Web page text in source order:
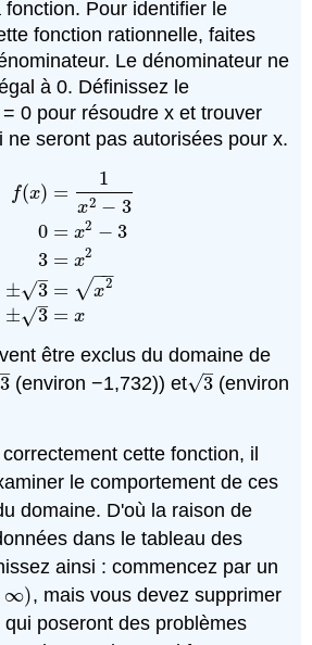
fonction. Pour identifier le
fonction rationnelle, faites
Le dénominateur ne
à 0. Définissez le
0 pour résoudre x et trouver
ne seront pas autorisées pour x.
f(x)
0
3
±
3
–
√
±
3
–
√
=
1
x2 − 3
= x2 − 3
= x2
= x2
−−
√
= x
=1 −3
être exclus du domaine de
3
–(environ −1,732)) et 3
–
√
3
(environ
cette fonction, il
le comportement de ces
domaine. D'où la raison de
dans le tableau des
ainsi : commencez par un
∞)
)
, mais vous devez supprimer
poseront des problèmes